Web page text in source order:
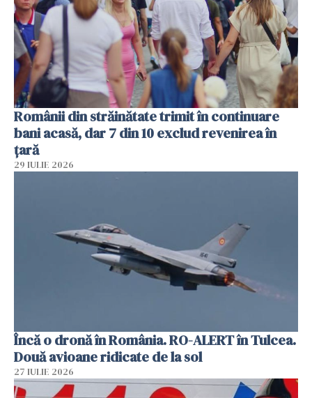
Românii din străinătate trimit în continuare
bani acasă, dar 7 din 10 exclud revenirea în
țară
29 IULIE 2026
Încă o dronă în România. RO-ALERT în Tulcea.
Două avioane ridicate de la sol
27 IULIE 2026